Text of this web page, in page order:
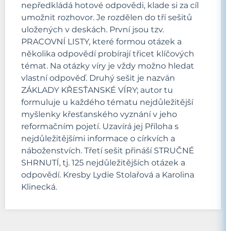
nepředkládá hotové odpovědi, klade si za cíl
umožnit rozhovor. Je rozdělen do tří sešitů
uložených v deskách. První jsou tzv.
PRACOVNÍ LISTY, které formou otázek a
několika odpovědí probírají třicet klíčových
témat. Na otázky víry je vždy možno hledat
vlastní odpověď. Druhý sešit je nazván
ZÁKLADY KŘESŤANSKÉ VÍRY; autor tu
formuluje u každého tématu nejdůležitější
myšlenky křesťanského vyznání v jeho
reformačním pojetí. Uzavírá jej Příloha s
nejdůležitějšími informace o církvích a
náboženstvích. Třetí sešit přináší STRUČNÉ
SHRNUTÍ, tj. 125 nejdůležitějších otázek a
odpovědí. Kresby Lydie Stolařová a Karolina
Klinecká.